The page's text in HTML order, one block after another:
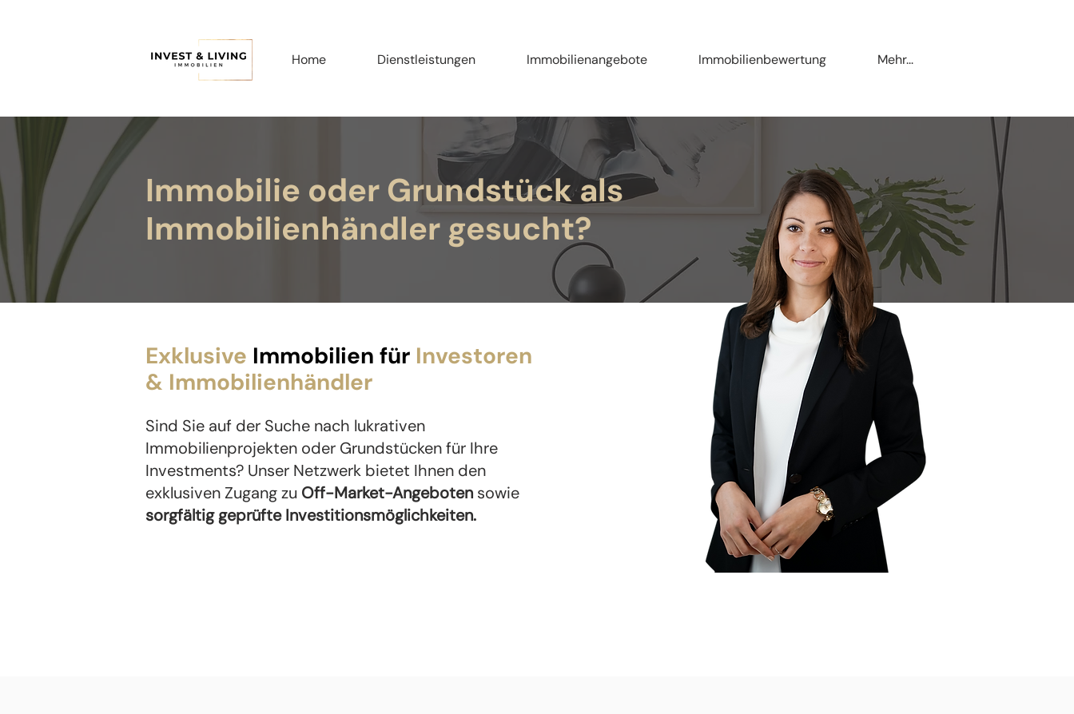
Home Dienstleistungen Immobilienangebote Immobilienbewertung Mehr...
Exklusive Immobilien für Investoren
& Immobilienhändler
Immobilie oder Grundstück als
Immobilienhändler gesucht?
Sind Sie auf der Suche nach lukrativen
Immobilienprojekten oder Grundstücken für Ihre
Investments? Unser Netzwerk bietet Ihnen den
exklusiven Zugang zu Off-Market-Angeboten sowie
sorgfältig geprüfte Investitionsmöglichkeiten.